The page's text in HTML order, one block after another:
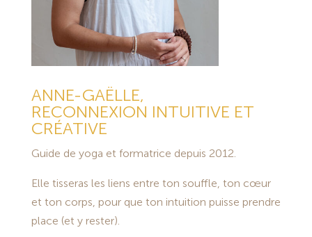
ANNE-GAËLLE,
RECONNEXION INTUITIVE ET
CRÉATIVE
Guide de yoga et formatrice depuis 2012.
Elle tisseras les liens entre ton souffle, ton cœur
et ton corps, pour que ton intuition puisse prendre
place (et y rester).